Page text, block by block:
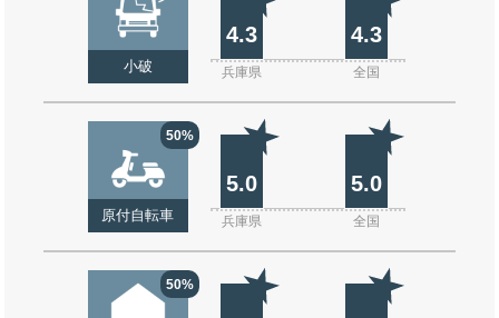
小破
4.3 4.3
兵庫県 全国
50%
原付自転車
5.0 5.0
兵庫県 全国
50%